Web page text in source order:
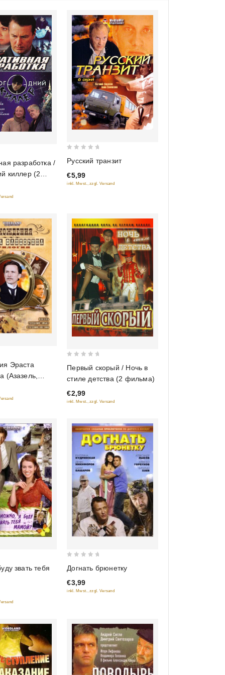
разработка /
киллер (2
out
of
5
Русский транзит
€5,99
inkl. Mwst., zzgl. Versand
Эраста
(Азазель,
Статский
out
of
5
Первый скорый / Ночь в
стиле детства (2 фильма)
€2,99
inkl. Mwst., zzgl. Versand
звать тебя
out
of
5
Догнать брюнетку
€3,99
inkl. Mwst., zzgl. Versand